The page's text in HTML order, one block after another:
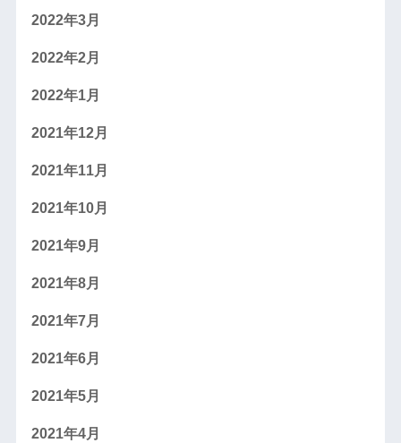
2022年3月
2022年2月
2022年1月
2021年12月
2021年11月
2021年10月
2021年9月
2021年8月
2021年7月
2021年6月
2021年5月
2021年4月